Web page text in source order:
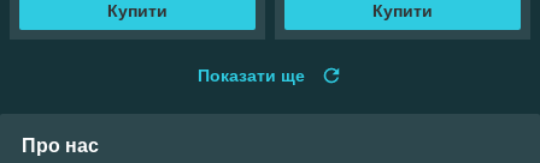
Купити Купити
Показати ще
Про нас